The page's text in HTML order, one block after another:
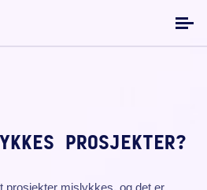
PROSJEKTER?
prosjekter mislykkes, og det er